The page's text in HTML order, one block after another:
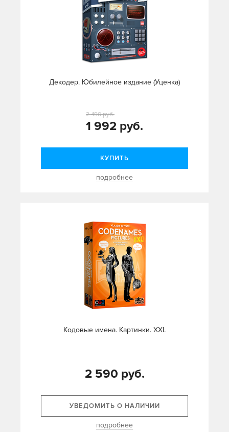
Декодер. Юбилейное издание (Уценка)
1 992 руб.
2 490 руб.
КУПИТЬ
подробнее
Кодовые имена. Картинки. XXL
2 590 руб.
УВЕДОМИТЬ О НАЛИЧИИ
подробнее